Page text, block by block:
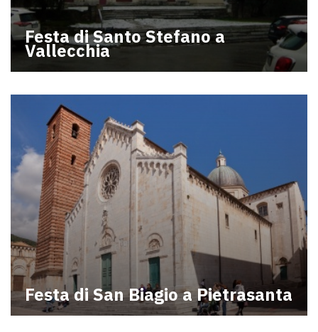
Festa di Santo Stefano a
Vallecchia
Festa di San Biagio a Pietrasanta